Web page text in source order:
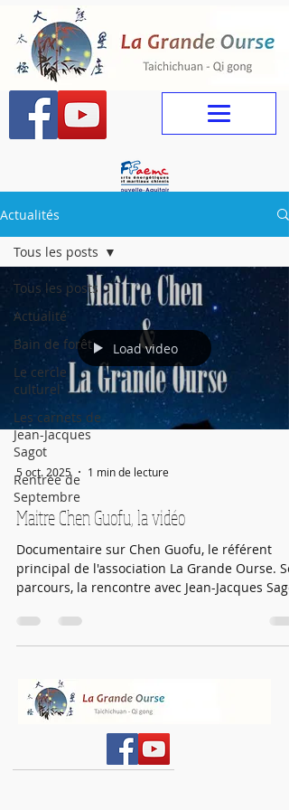
Actualités
Tous les posts
Actualité
Bain de forêt
Le cercle
culturel
Les carnets de
Jean-Jacques
Sagot
Rentrée de
Septembre
Tous les posts
Load video
5 oct. 2025 1 min de lecture
Maitre Chen Guofu, la vidéo
Documentaire sur Chen Guofu, le référent
principal de l'association La Grande Ourse.
parcours, la rencontre avec Jean-Jacques